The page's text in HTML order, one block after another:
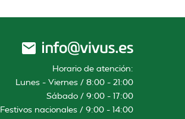
Horario de atención:
Lunes – Viernes / 8:00 – 21:00
Sábado / 9:00 – 17:00
Festivos nacionales / 9:00 – 14:00